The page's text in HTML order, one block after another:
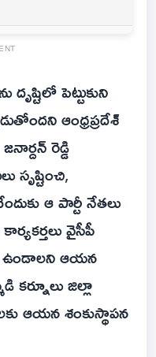
పెట్టుకుని
ఆంధ్రప్రదేశ్
రెడ్డి
సృష్టించి,
ఆ పార్టీ నేతలు
వైసీపీ
ఉండాలని ఆయన
కర్నూలు జిల్లా
ఆయన శంకుస్థాపన